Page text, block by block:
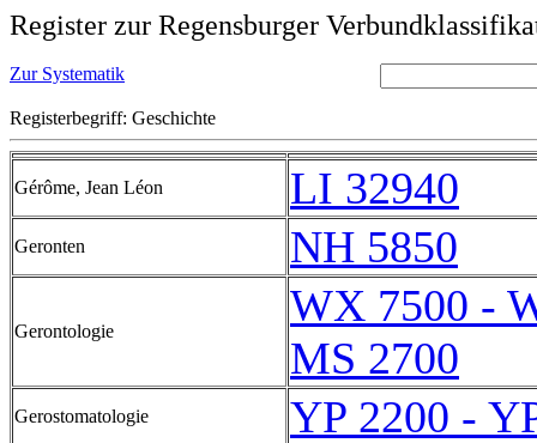
Register zur Regensburger
Zur Systematik
Registerbegriff: Geschichte
Gérôme, Jean Léon LI 32940
Geronten NH 5850
Gerontologie
WX 7500 -
MS 2700
Gerostomatologie YP 2200 -